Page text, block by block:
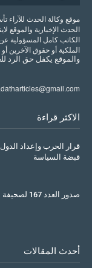
الحدث الإخبارية والموقع
الكاتب كامل المسؤولية عن
الملكية أو حقوق الآخرين
والموقع يكفل حق الرد
الاكثر قراءة
قرار الحرب وإعداد
قبضة السياسة
صدور العدد 167 لصحيفة الحدث الاسبوعي من لندن
أحدث المقالات